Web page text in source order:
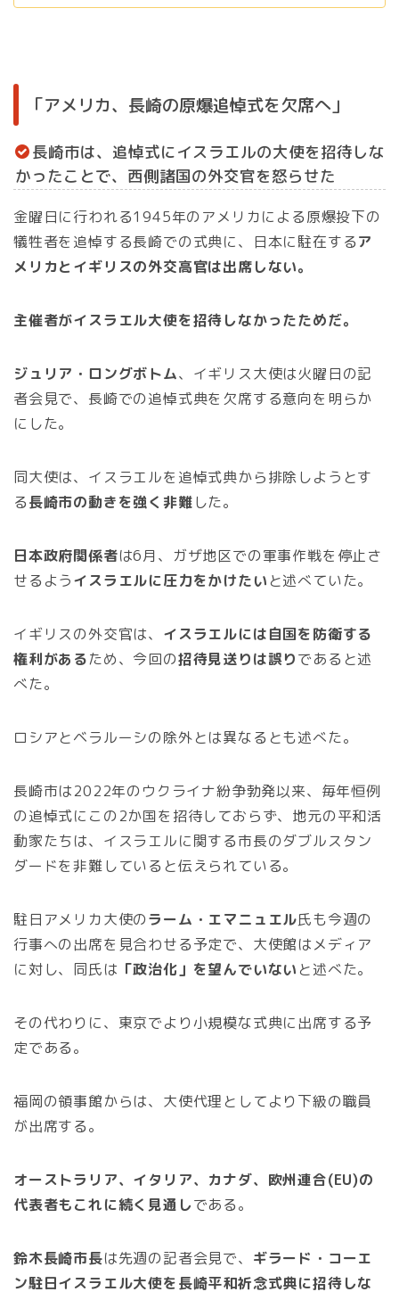
「アメリカ、長崎の原爆追悼式を欠席へ」
長崎市は、追悼式にイスラエルの大使を招待しな
かったことで、西側諸国の外交官を怒らせた
金曜日に行われる1945年のアメリカによる原爆投下の
犠牲者を追悼する長崎での式典に、日本に駐在するア
メリカとイギリスの外交高官は出席しない。
主催者がイスラエル大使を招待しなかったためだ。
ジュリア・ロングボトム、イギリス大使は火曜日の記
者会見で、長崎での追悼式典を欠席する意向を明らか
にした。
同大使は、イスラエルを追悼式典から排除しようとす
る長崎市の動きを強く非難した。
日本政府関係者は6月、ガザ地区での軍事作戦を停止さ
せるようイスラエルに圧力をかけたい と述べていた。
イギリスの外交官は、 イスラエルには自国を防衛する
権利があるため、今回の招待見送りは誤りであると述
べた。
ロシアとベラルーシの除外とは異なるとも述べた。
長崎市は2022年のウクライナ紛争勃発以来、毎年恒例
の追悼式にこの2か国を招待しておらず、地元の平和活
動家たちは、イスラエルに関する市長のダブルスタン
ダードを非難していると伝えられている。
駐日アメリカ大使のラーム・エマニュエル氏も今週の
行事への出席を見合わせる予定で、大使館はメディア
に対し、同氏は 「政治化」を望んでいない と述べた。
その代わりに、東京でより小規模な式典に出席する予
定である。
福岡の領事館からは、大使代理としてより下級の職員
が出席する。
オーストラリア、イタリア、カナダ、欧州連合(EU)の
代表者もこれに続く見通しである。
鈴木長崎市長は先週の記者会見で、 ギラード・コーエ
ン駐日イスラエル大使を長崎平和祈念式典に招待しな